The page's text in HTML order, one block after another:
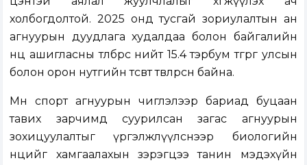
холбогдолтой. 2025 онд тусгай зориулалтын ан
агнуурын дуудлага худалдаа болон байгалийн
нөөц ашигласны төлбөрөөс нийт 15.4 тэрбум төгрөг улсын
болон орон нутгийн төсөвт төвлөрсөн байна.
Мөн спорт агнуурын чиглэлээр бариад буцаан
тавих зарчимд суурилсан загас агнуурын
зохицуулалтыг үргэлжлүүлснээр биологийн
нөөцийг хамгаалахын зэрэгцээ танин мэдэхүйн